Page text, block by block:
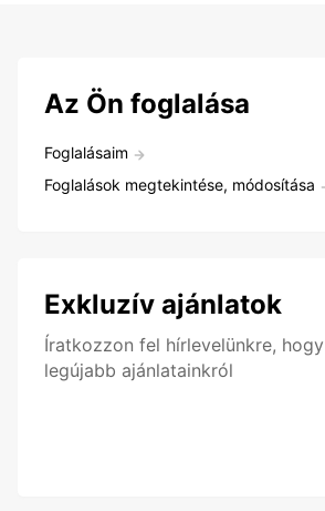
Az Ön foglalása
Foglalásaim
Foglalások megtekintése, módosítása
Exkluzív ajánlatok
Íratkozzon fel hírlevelünkre,
legújabb ajánlatainkról